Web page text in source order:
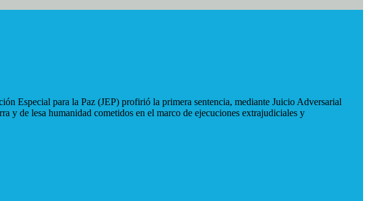
Especial para la Paz (JEP) profirió la primera sentencia, mediante Juicio Adversarial
y de lesa humanidad cometidos en el marco de ejecuciones extrajudiciales y